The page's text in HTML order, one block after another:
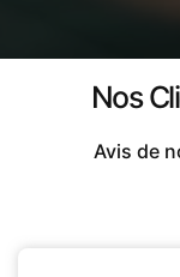
Nos
Avis de